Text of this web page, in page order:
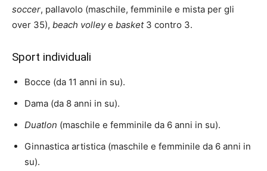
soccer, pallavolo (maschile, femminile e mista per gli
over 35), beach volleye basket3 contro 3.
Sport individuali
Bocce (da 11 anni in su).
Dama (da 8 anni in su).
Duatlon (maschile e femminile da 6 anni in su).
Ginnastica artistica (maschile e femminile da 6 anni in
su).